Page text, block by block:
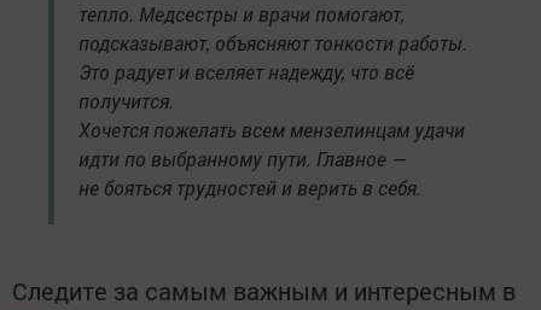
тепло. Медсестры и врачи помогают,
подсказывают, объясняют тонкости работы.
Это радует и вселяет надежду, что всё
получится.
Хочется пожелать всем мензелинцам удачи
идти по выбранному пути. Главное —
не бояться трудностей и верить в себя.
Следите за самым важным и интересным в